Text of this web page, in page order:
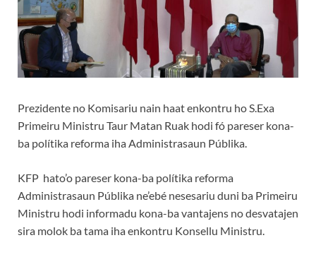
Prezidente no Komisariu nain haat enkontru ho S.Exa
Primeiru Ministru Taur Matan Ruak hodi fó pareser kona-
ba polítika reforma iha Administrasaun Públika.
KFP hato’o pareser kona-ba polítika reforma
Administrasaun Públika ne’ebé nesesariu duni ba Primeiru
Ministru hodi informadu kona-ba vantajens no desvatajen
sira molok ba tama iha enkontru Konsellu Ministru.